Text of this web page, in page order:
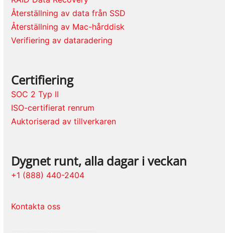
Återställning av data från SSD
Återställning av Mac-hårddisk
Verifiering av dataradering
Certifiering
SOC 2 Typ II
ISO-certifierat renrum
Auktoriserad av tillverkaren
Dygnet runt, alla dagar i veckan
+1 (888) 440-2404
Kontakta oss